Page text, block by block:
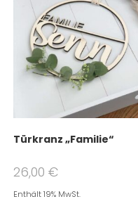
Türkranz „Familie“
26,00 €
Enthält 19% MwSt.